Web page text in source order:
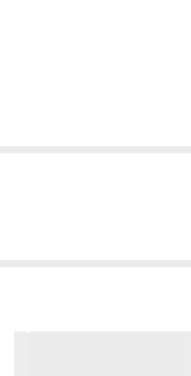
مرجوع ندارد و فقط امکان